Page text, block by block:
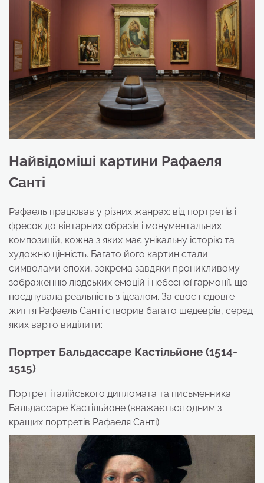
Найвідоміші картини Рафаеля
Санті
Рафаель працював у різних жанрах: від портретів і
фресок до вівтарних образів і монументальних
композицій, кожна з яких має унікальну історію та
художню цінність. Багато його картин стали
символами епохи, зокрема завдяки проникливому
зображенню людських емоцій і небесної гармонії, що
поєднувала реальність з ідеалом. За своє недовге
життя Рафаель Санті створив багато шедеврів, серед
яких варто виділити:
Портрет Бальдассаре Кастільйоне (1514-
1515)
Портрет італійського дипломата та письменника
Бальдассаре Кастільйоне (вважається одним з
кращих портретів Рафаеля Санті).